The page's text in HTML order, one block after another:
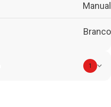
Manual
Branco
1